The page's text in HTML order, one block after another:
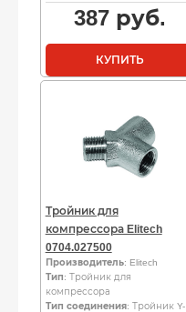
387 руб.
КУПИТЬ
Тройник для
компрессора Elitech
0704.027500
Производитель: Elitech
Тип: Тройник для
компрессора
Тип соединения: Тройник Y-